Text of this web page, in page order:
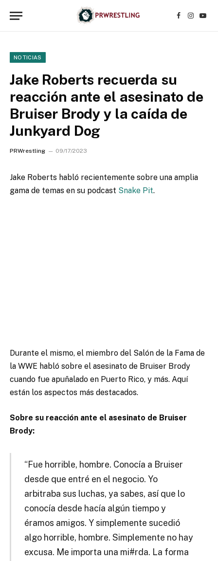
Facebook
NOTICIAS
Jake Roberts recuerda su
reacción ante el asesinato de
Bruiser Brody y la caída de
Junkyard Dog
PRWrestling 09/17/2023
Jake Roberts habló recientemente sobre una amplia
gama de temas en su podcast Snake Pit.
Durante el mismo, el miembro del Salón de la Fama de
la WWE habló sobre el asesinato de Bruiser Brody
cuando fue apuñalado en Puerto Rico, y más. Aquí
están los aspectos más destacados.
Sobre su reacción ante el asesinato de Bruiser
Brody:
“Fue horrible, hombre. Conocía a Bruiser
desde que entré en el negocio. Yo
arbitraba sus luchas, ya sabes, así que lo
conocía desde hacía algún tiempo y
éramos amigos. Y simplemente sucedió
algo horrible, hombre. Simplemente no hay
excusa. Me importa una mi#rda. La forma